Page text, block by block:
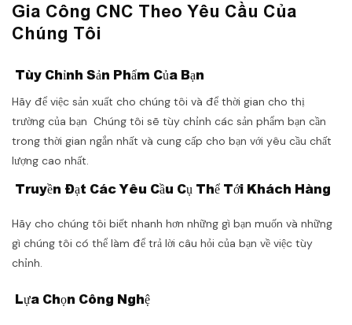
Gia Công CNC Theo Yêu Cầu Của
Chúng Tôi
Tùy Chỉnh Sản Phẩm Của Bạn
Hãy để việc sản xuất cho chúng tôi và để thời gian cho thị
trường của bạn Chúng tôi sẽ tùy chỉnh các sản phẩm bạn cần
trong thời gian ngắn nhất và cung cấp cho bạn với yêu cầu chất
lượng cao nhất.
Truyền Đạt Các Yêu Cầu Cụ Thể Tới Khách Hàng
Hãy cho chúng tôi biết nhanh hơn những gì bạn muốn và những
gì chúng tôi có thể làm để trả lời câu hỏi của bạn về việc tùy
chỉnh.
Lựa Chọn Công Nghệ